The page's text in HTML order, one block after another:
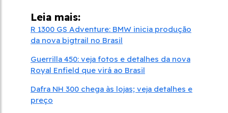
Leia mais:
R 1300 GS Adventure: BMW inicia produção
da nova bigtrail no Brasil
Guerrilla 450: veja fotos e detalhes da nova
Royal Enfield que virá ao Brasil
Dafra NH 300 chega às lojas; veja detalhes e
preço